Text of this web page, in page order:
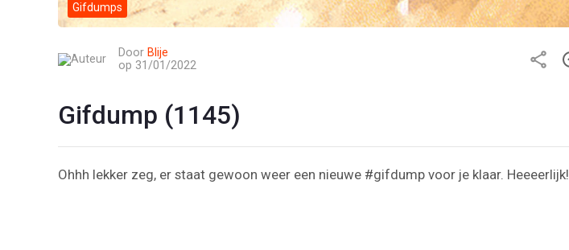
Gifdumps
Door Blije
op 31/01/2022
Gifdump (1145)
Ohhh lekker zeg, er staat gewoon weer een nieuwe #gifdump voor je klaar. Heeeerlijk!